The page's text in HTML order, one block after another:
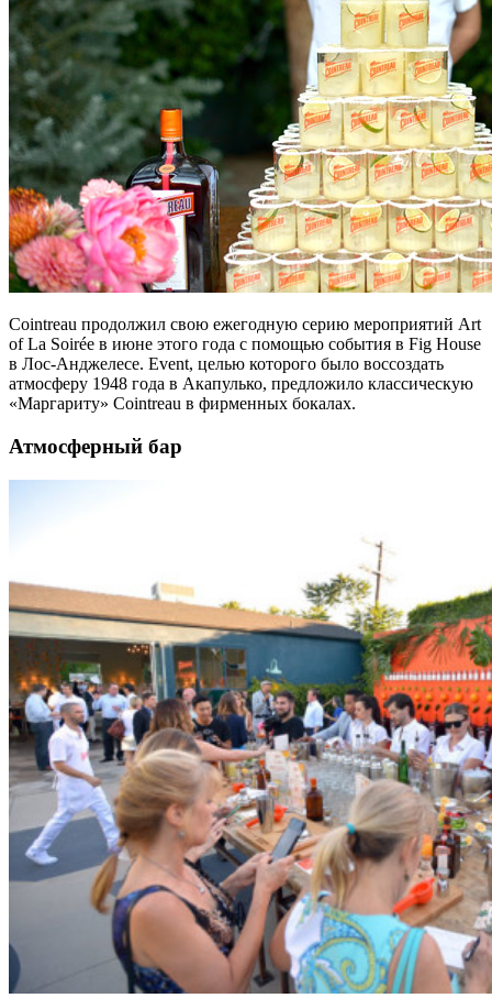
Cointreau продолжил свою ежегодную серию мероприятий Art
of La Soirée в июне этого года с помощью события в Fig House
в Лос-Анджелесе. Event, целью которого было воссоздать
атмосферу 1948 года в Акапулько, предложило классическую
«Маргариту» Cointreau в фирменных бокалах.
Атмосферный бар